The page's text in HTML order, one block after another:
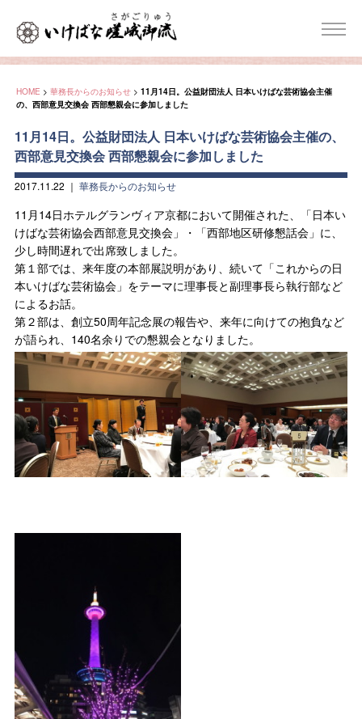
HOME > 華務長からのお知らせ > 11月14日。公益財団法人 日本いけばな芸術協会主催
の、西部意見交換会 西部懇親会に参加しました
11月14日。公益財団法人 日本いけばな芸術協会主催の、
西部意見交換会 西部懇親会に参加しました
2017.11.22 ｜ 華務長からのお知らせ
11月14日ホテルグランヴィア京都において開催された、「日本い
けばな芸術協会西部意見交換会」・「西部地区研修懇話会」に、
少し時間遅れで出席致しました。
第１部では、来年度の本部展説明があり、続いて「これからの日
本いけばな芸術協会」をテーマに理事長と副理事長ら執行部など
によるお話。
第２部は、創立50周年記念展の報告や、来年に向けての抱負など
が語られ、140名余りでの懇親会となりました。